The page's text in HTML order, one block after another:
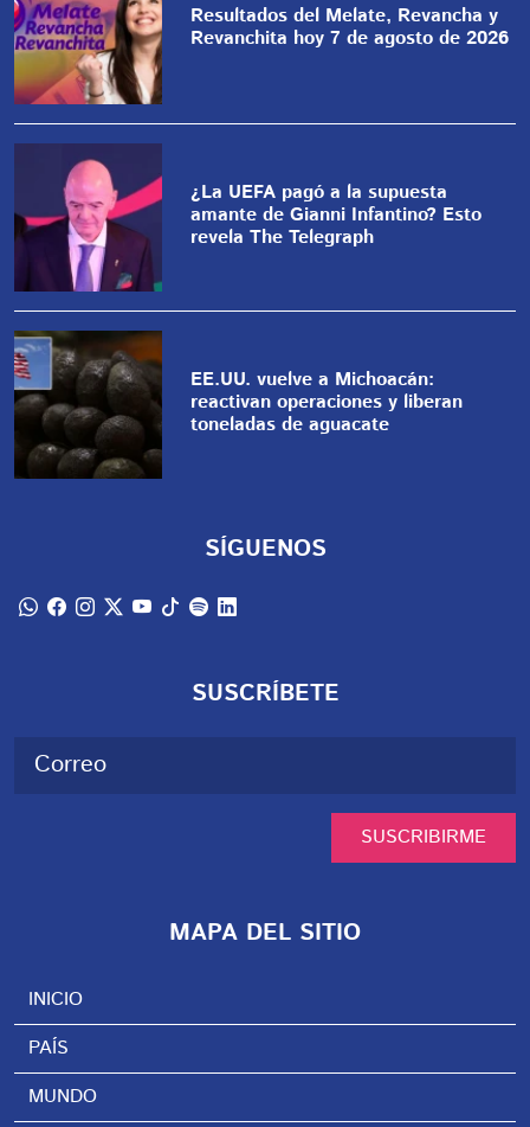
Resultados del Melate, Revancha y
Revanchita hoy 7 de agosto de 2026
¿La UEFA pagó a la supuesta
amante de Gianni Infantino? Esto
revela The Telegraph
EE.UU. vuelve a Michoacán:
reactivan operaciones y liberan
toneladas de aguacate
SÍGUENOS
SUSCRÍBETE
SUSCRIBIRME
MAPA DEL SITIO
INICIO
PAÍS
MUNDO